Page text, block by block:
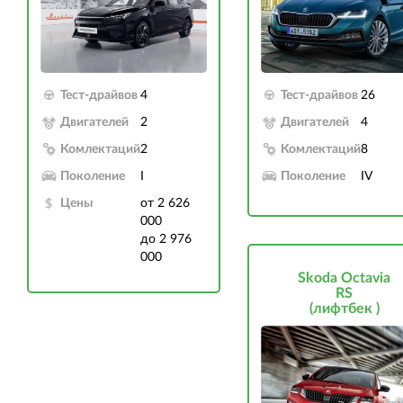
Тест-драйвов 4
Двигателей 2
Комлектаций2
Поколение
Цены
от 2 626
000
до 2 976
000
Тест-драйвов 26
Двигателей 4
Комлектаций8
Поколение IV
Skoda Octavia
RS
(лифтбек )